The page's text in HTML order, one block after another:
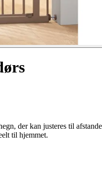
der kan justeres til afstande
til hjemmet.